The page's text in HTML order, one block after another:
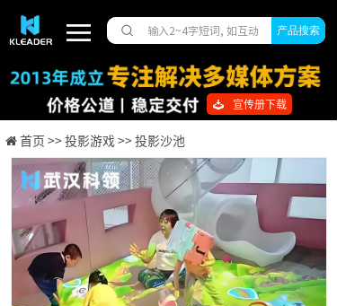
产品搜索
宣传册下载
首页 >>投影游戏 >>投影沙池